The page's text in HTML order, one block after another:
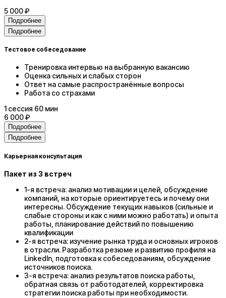
5 000 ₽
Подробнее
Подробнее
Тестовое собеседование
Тренировка интервью на выбранную вакансию
Оценка сильных и слабых сторон
Ответ на самые распространённые вопросы
Работа со страхами
1 сессия 60 мин
6 000 ₽
Подробнее
Подробнее
Карьерная консультация
Пакет из 3 встреч
1-я встреча: анализ мотивации и целей, обсуждение
компаний, на которые ориентируетесь и почему они
интересны. Обсуждение текущих навыков (сильные и
слабые стороны и как с ними можно работать) и опыта
работы, планирование действий по повышению
квалификации
2-я встреча: изучение рынка труда и основных игроков
в отрасли. Разработка резюме и развитию профиля на
LinkedIn, подготовка к собеседованиям, обсуждение
источников поиска.
3-я встреча: анализ результатов поиска работы,
обратная связь от работодателей, корректировка
стратегии поиска работы при необходимости.